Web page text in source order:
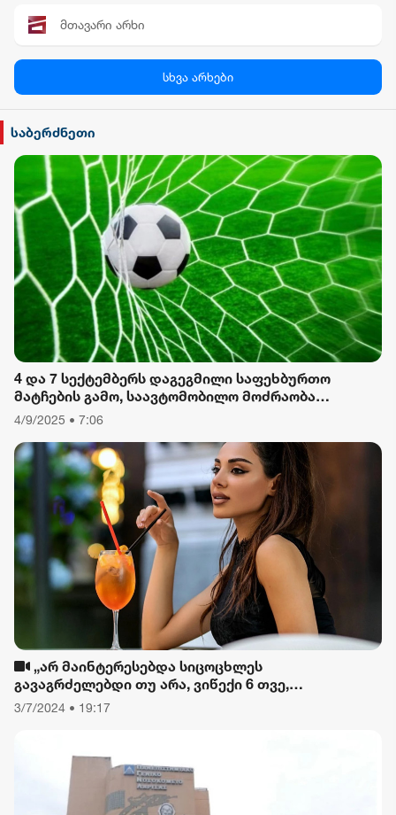
მთავარი არხი
სილქ უნივერსალი
TV პირველი
ფორმულა
რიონი
სხვა არხები
საბერძნეთი
4 და 7 სექტემბერს დაგეგმილი საფეხბურთო
მატჩების გამო, საავტომობილო მოძრაობა
შეიზღუდება
4/9/2025 • 7:06
„არ მაინტერესებდა სიცოცხლეს
გავაგრძელებდი თუ არა, ვიწექი 6 თვე,
დავიწყებული მქონდა კვება, ფიზიკური მოძრაობა“
3/7/2024 • 19:17